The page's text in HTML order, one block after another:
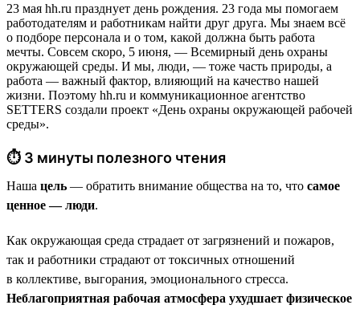
23 мая hh.ru празднует день рождения. 23 года мы помогаем
работодателям и работникам найти друг друга. Мы знаем всё
о подборе персонала и о том, какой должна быть работа
мечты. Совсем скоро, 5 июня, — Всемирный день охраны
окружающей среды. И мы, люди, — тоже часть природы, а
работа — важный фактор, влияющий на качество нашей
жизни. Поэтому hh.ru и коммуникационное агентство
SETTERS создали проект «День охраны окружающей рабочей
среды».
⏱ 3 минуты полезного чтения
Наша цель — обратить внимание общества на то, что самое
ценное — люди.
Как окружающая среда страдает от загрязнений и пожаров,
так и работники страдают от токсичных отношений
в коллективе, выгорания, эмоционального стресса.
Неблагоприятная рабочая атмосфера ухудшает физическое